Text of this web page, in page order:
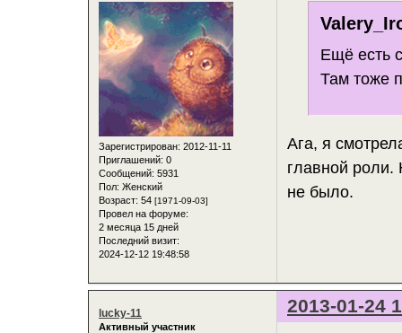
Зарегистрирован: 2012-11-11
Приглашений: 0
Сообщений: 5931
Пол: Женский
Возраст: 54 [1971-09-03]
Провел на форуме:
2 месяца 15 дней
Последний визит:
2024-12-12 19:48:58
Ещё есть
Там тоже
Ага, я
главной
не было.
2013-01-24
lucky-11
Активный участник